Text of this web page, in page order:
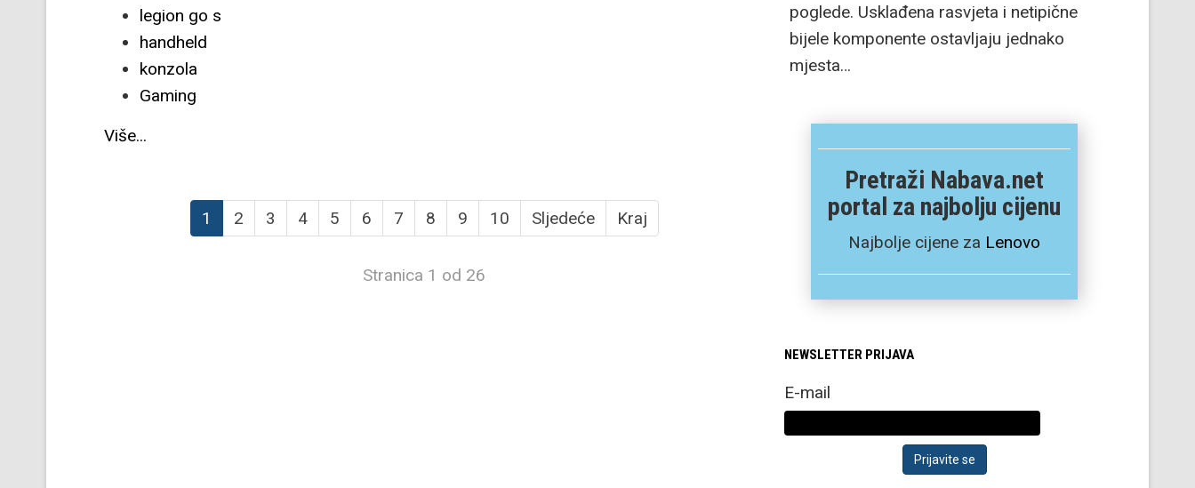
legion go s
handheld
konzola
Gaming
Više...
1 2 3 4 5 6 7 8 9 10 Sljedeće Kraj
Stranica 1 od 26
poglede. Usklađena rasvjeta i netipične
bijele komponente ostavljaju jednako
mjesta…
Pretraži Nabava.net
portal za najbolju cijenu
Najbolje cijene za Lenovo
NEWSLETTER PRIJAVA
E-mail